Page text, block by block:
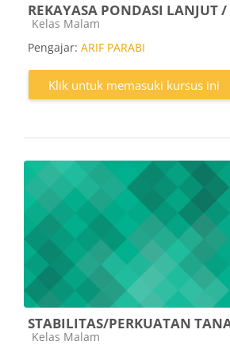
REKAYASA PONDASI LANJUT
Kategori kursus
Kelas Malam
Pengajar: ARIF PARABI
Klik untuk memasuki kursus ini
STABILITAS/PERKUATAN
Kategori kursus
Kelas Malam